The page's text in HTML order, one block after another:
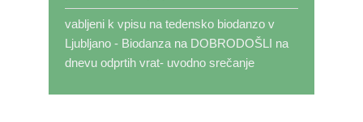
vabljeni k vpisu na tedensko biodanzo v
Ljubljano - Biodanza na DOBRODOŠLI na
dnevu odprtih vrat- uvodno srečanje